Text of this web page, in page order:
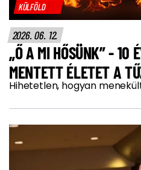
KÜLFÖLD
2026. 06. 12.
„Ő A MI HŐSÜNK” - 10
MENTETT ÉLETET A
Hihetetlen, hogyan